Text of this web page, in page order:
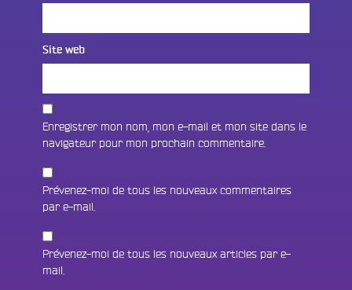
Site web
Enregistrer mon nom, mon e-mail et mon site dans le
navigateur pour mon prochain commentaire.
Prévenez-moi de tous les nouveaux commentaires
par e-mail.
Prévenez-moi de tous les nouveaux articles par e-
mail.